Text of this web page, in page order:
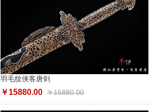
羽毛纹侠客唐剑
￥15880.00 ￥15880.00